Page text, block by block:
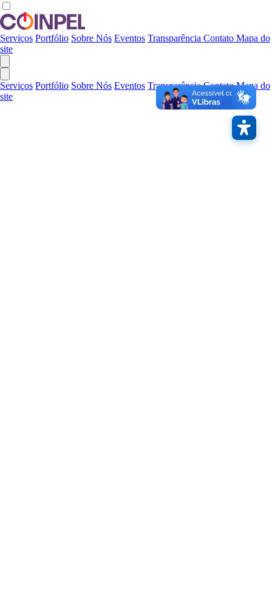
Serviços Portfólio Sobre Nós Eventos Transparência Contato Mapa do
site
Serviços Portfólio Sobre Nós Eventos Transparência Contato Mapa do
site